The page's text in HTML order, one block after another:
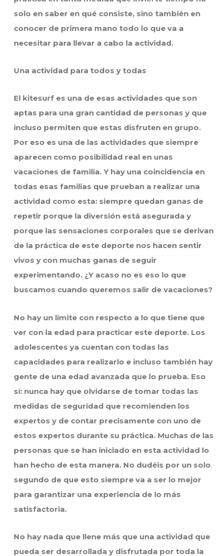
solo en saber en qué consiste, sino también en
conocer de primera mano todo lo que va a
necesitar para llevar a cabo la actividad.
Una actividad para todos y todas
El kitesurf es una de esas actividades que son
aptas para una gran cantidad de personas y que
incluso permiten que estas disfruten en grupo.
Por eso es una de las actividades que siempre
aparecen como posibilidad real en unas
vacaciones de familia. Y hay una coincidencia en
todas esas familias que prueban a realizar una
actividad como esta: siempre quedan ganas de
repetir porque la diversión está asegurada y
porque las sensaciones corporales que se derivan
de la práctica de este deporte nos hacen sentir
vivos y con muchas ganas de seguir
experimentando. ¿Y acaso no es eso lo que
buscamos cuando queremos salir de vacaciones?
No hay un límite con respecto a lo que tiene que
ver con la edad para practicar este deporte. Los
adolescentes ya cuentan con todas las
capacidades para realizarlo e incluso también hay
gente de una edad avanzada que lo prueba. Eso
sí: nunca hay que olvidarse de tomar todas las
medidas de seguridad que recomienden los
expertos y de contar precisamente con uno de
estos expertos durante su práctica. Muchas de las
personas que se han iniciado en esta actividad lo
han hecho de esta manera. No dudéis por un solo
segundo de que esto siempre va a ser lo mejor
para garantizar una experiencia de lo más
satisfactoria.
No hay nada que llene más que una actividad que
pueda ser desarrollada y disfrutada por toda la